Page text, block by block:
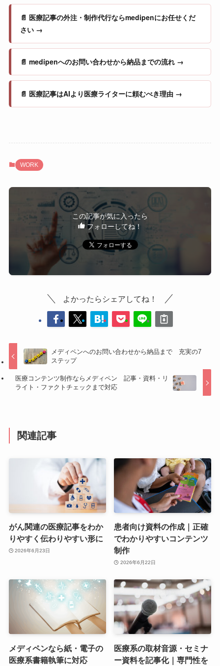
📄 医療記事の外注・制作代行ならmedipenにお任せくだ
さい →
📄 medipenへのお問い合わせから納品までの流れ →
📄 医療記事はAIより医療ライターに頼むべき理由 →
WORK
この記事が気に入ったら
フォローしてね！
よかったらシェアしてね！
メディペンへのお問い合わせから納品まで 充実の7
ステップ
医療コンテンツ制作ならメディペン 記事・資料・リ
ライト・ファクトチェックまで対応
関連記事
がん関連の医療記事をわか
りやすく伝わりやすい形に
2026年6月23日
患者向け資料の作成｜正確
でわかりやすいコンテンツ
制作
2026年6月22日
メディペンなら紙・電子の
医療系書籍執筆に対応
医療系の取材音源・セミナ
ー資料を記事化｜専門性を